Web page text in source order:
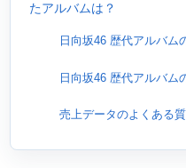
たアルバムは？
日向坂46 歴代アルバム
日向坂46 歴代アルバム
売上データのよくある